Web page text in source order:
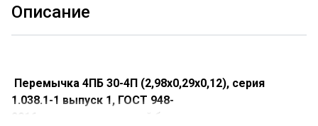
Описание
Перемычка 4ПБ 30-4П (2,98х0,29х0,12), серия
1.038.1-1 выпуск 1, ГОСТ 948-
2016
- это прямоугольный брус с армированным